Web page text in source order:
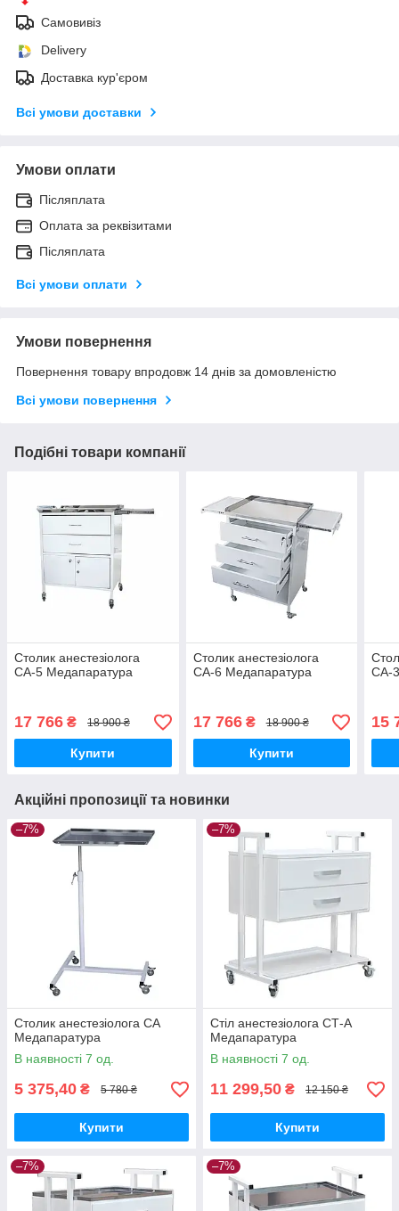
Самовивіз
Delivery
Доставка кур'єром
Всі умови доставки
Умови оплати
Післяплата
Оплата за реквізитами
Післяплата
Всі умови оплати
Умови повернення
Повернення товару впродовж 14 днів за домовленістю
Всі умови повернення
Подібні товари компанії
Столик анестезіолога
СА-5 Медапаратура
17 766 ₴ 18 900 ₴
Купити
Столик анестезіолога
СА-6 Медапаратура
17 766₴ 18 900 ₴
Купити
СА-
15
Акційні пропозиції та новинки
–7%
Столик анестезіолога СА
Медапаратура
В наявності 7 од.
5 375,40 ₴ 5 780 ₴
Купити
–7%
Стіл анестезіолога СТ-А
Медапаратура
В наявності 7 од.
11 299,50 ₴ 12 150 ₴
Купити
–7% –7%